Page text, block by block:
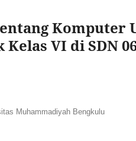
Komputer
VI di SDN
Muhammadiyah Bengkulu